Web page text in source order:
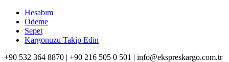
Hesabım
Ödeme
Sepet
Kargonuzu Takip Edin
+90 532 364 8870 | +90 216 505 0 501 | info@ekspreskargo.com.tr